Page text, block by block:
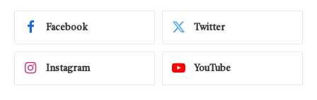
Facebook Twitter
Instagram YouTube